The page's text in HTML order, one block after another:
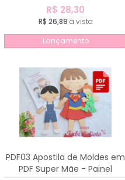
R$ 28,30
R$ 26,89 à vista
Lançamento
PDF03 Apostila de Moldes em
PDF Super Mãe - Painel